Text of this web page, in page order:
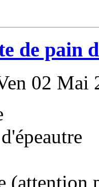
de pain
02 Mai
(attention